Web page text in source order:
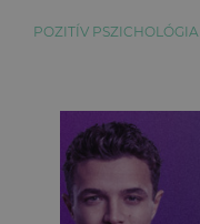
POZITÍV PSZICHOLÓGIA